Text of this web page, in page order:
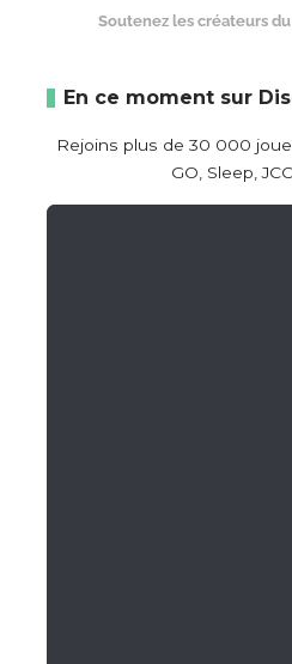
Soutenez les créateurs
En ce moment sur
Rejoins plus de 30 000
GO, Sleep,